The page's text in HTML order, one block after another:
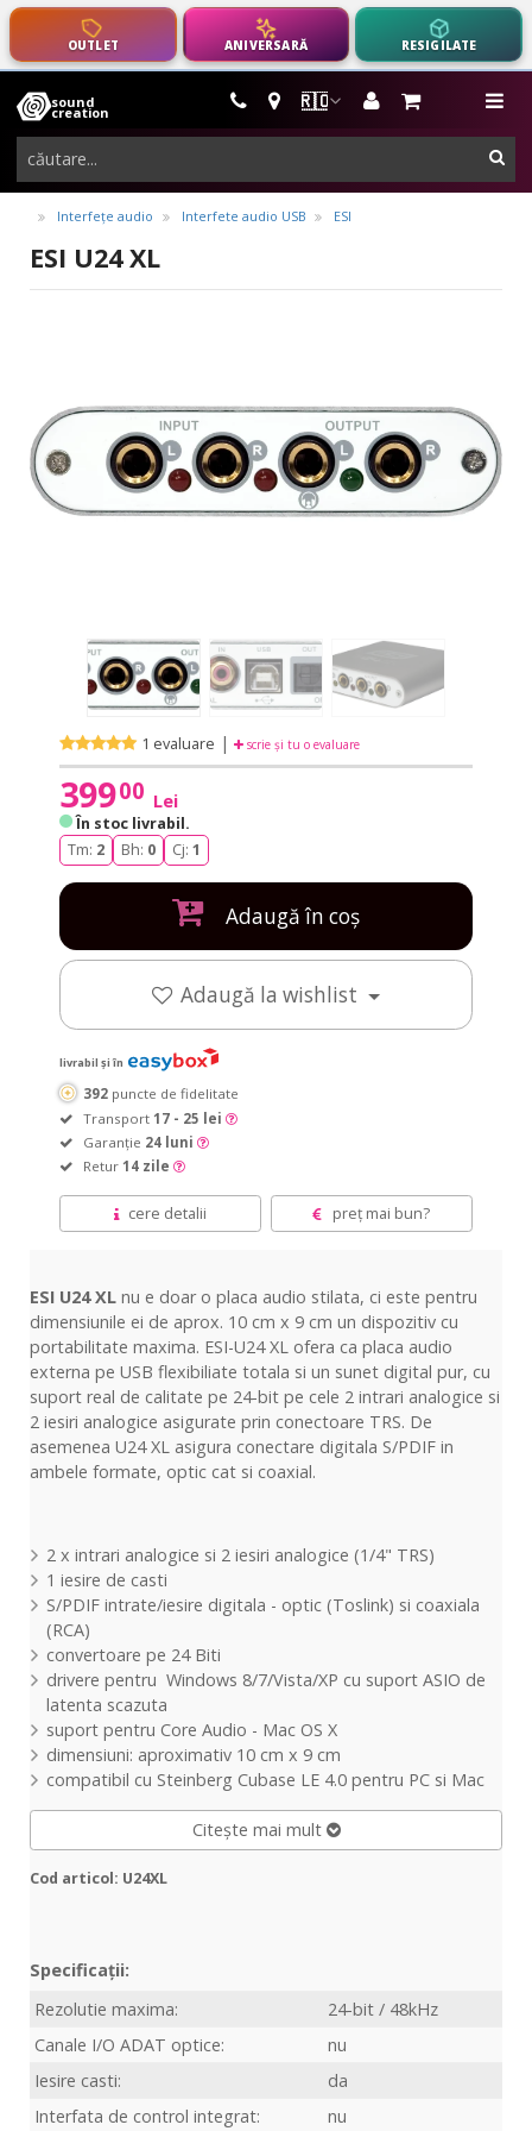
OUTLET ANIVERSARĂ RESIGILATE
🇷🇴
sound
creation
instrumente
muzicale,
echipamente
pro-
audio
Interfețe audio Interfete audio USB ESI
ESI U24 XL
1 evaluare | scrie și tu o evaluare
39900 Lei
În stoc livrabil.
Tm: 2 Bh: 0 Cj: 1
Adaugă în coș
Adaugă la wishlist
livrabil și în
392 puncte de fidelitate
Transport 17 - 25 lei
Garanție 24 luni
Retur 14 zile
cere detalii preț mai bun?
ESI U24 XL nu e doar o placa audio stilata, ci este pentru
dimensiunile ei de aprox. 10 cm x 9 cm un dispozitiv cu
portabilitate maxima. ESI-U24 XL ofera ca placa audio
externa pe USB flexibiliate totala si un sunet digital pur, cu
suport real de calitate pe 24-bit pe cele 2 intrari analogice si
2 iesiri analogice asigurate prin conectoare TRS. De
asemenea U24 XL asigura conectare digitala S/PDIF in
ambele formate, optic cat si coaxial.
2 x intrari analogice si 2 iesiri analogice (1/4" TRS)
1 iesire de casti
S/PDIF intrate/iesire digitala - optic (Toslink) si coaxiala
(RCA)
convertoare pe 24 Biti
drivere pentru Windows 8/7/Vista/XP cu suport ASIO de
latenta scazuta
suport pentru Core Audio - Mac OS X
dimensiuni: aproximativ 10 cm x 9 cm
compatibil cu Steinberg Cubase LE 4.0 pentru PC si Mac
Citește mai mult
Cod articol: U24XL
Specificații:
Rezolutie maxima:
24-bit / 48kHz
Canale I/O ADAT optice:
nu
Iesire casti:
da
Interfata de control integrat:
nu